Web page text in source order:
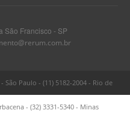
São Francisco - SP
Paulo - (11) 5182-2004 - Rio de
- (32) 3331-5340 - Minas